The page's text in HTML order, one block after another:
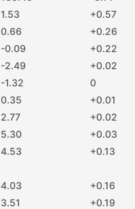
1.53
+0.57
0.66
+0.26
-0.09
+0.22
-2.49
+0.02
-1.32
0
0.35
+0.01
2.77
+0.02
5.30
+0.03
4.53 +0.13
4.03
+0.16
3.51
+0.19